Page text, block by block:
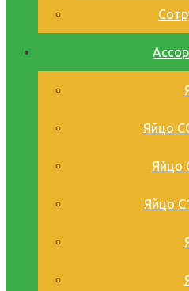
Яйцо
Яйцо
Яйцо